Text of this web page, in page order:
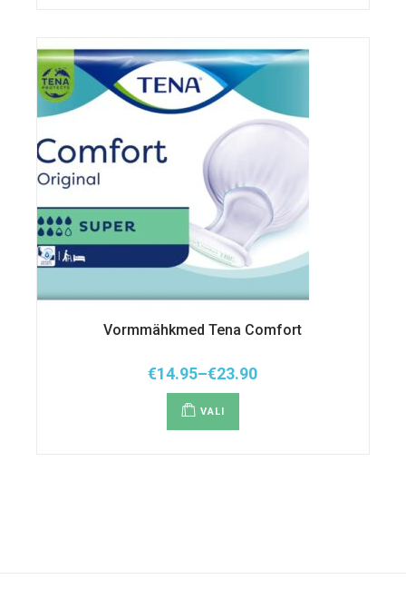
tootelehel.
Vormmähkmed Tena Comfort
€14.95–€23.90
Hinnavahemik:
€14.95
kuni
€23.90
VALI
mitu